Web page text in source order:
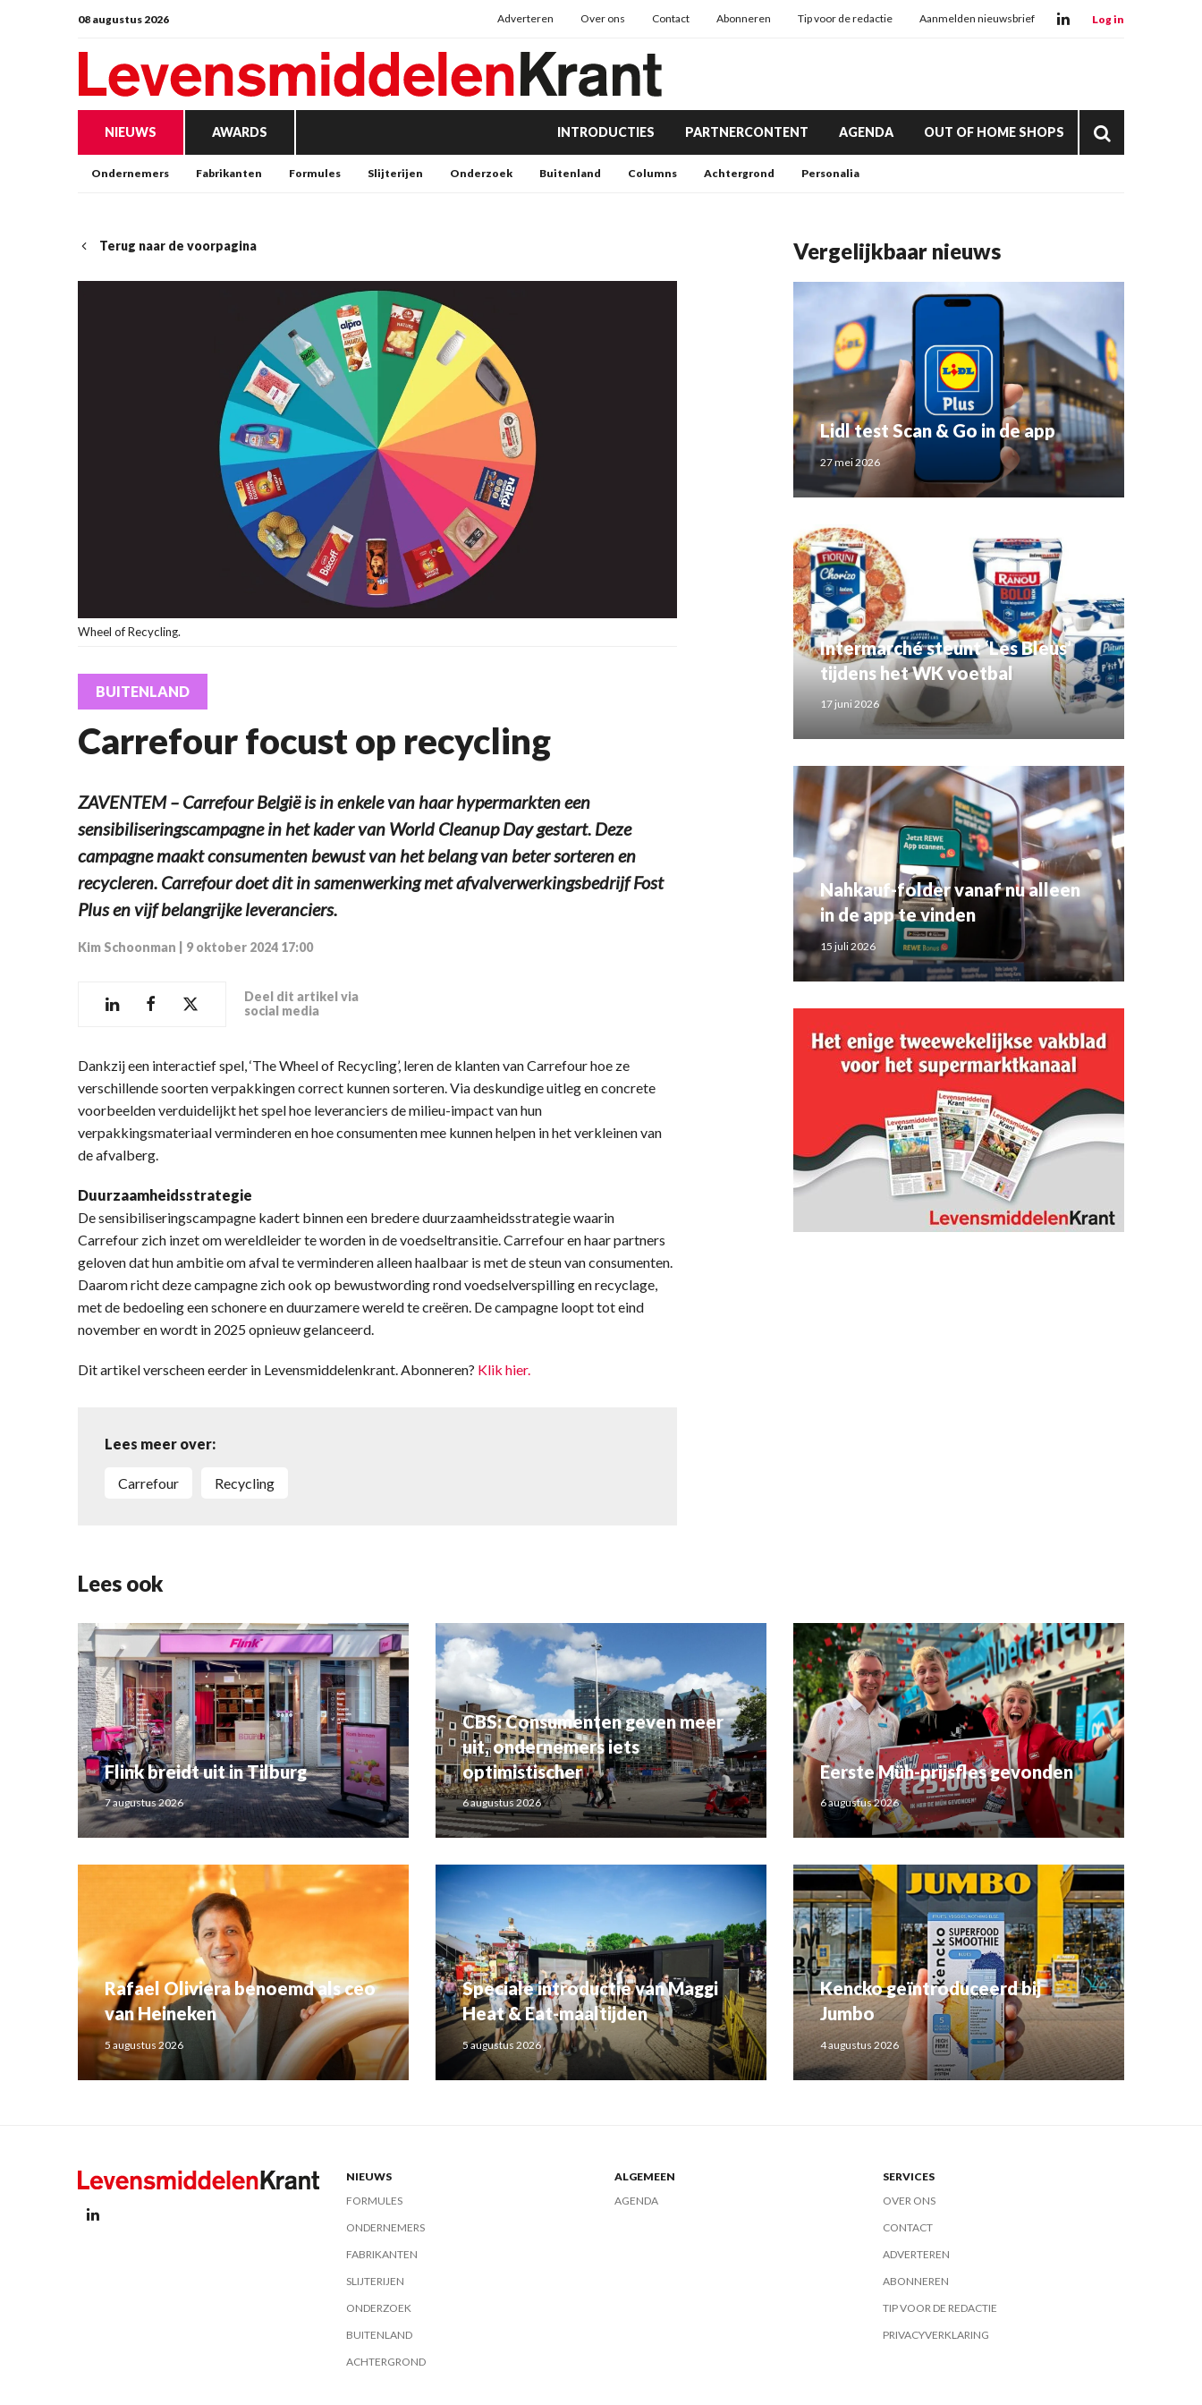
08 augustus 2026 Adverteren Over ons Contact Abonneren Tip voor de redactie Aanmelden nieuwsbrief Log in
NIEUWS AWARDS INTRODUCTIES PARTNERCONTENT AGENDA OUT OF HOME SHOPS
Ondernemers Fabrikanten Formules Slijterijen Onderzoek Buitenland Columns Achtergrond Personalia
Terug naar de voorpagina
Wheel of Recycling.
BUITENLAND
Carrefour focust op recycling
ZAVENTEM – Carrefour België is in enkele van haar hypermarkten een
sensibiliseringscampagne in het kader van World Cleanup Day gestart. Deze
campagne maakt consumenten bewust van het belang van beter sorteren en
recycleren. Carrefour doet dit in samenwerking met afvalverwerkingsbedrijf Fost
Plus en vijf belangrijke leveranciers.
Kim Schoonman 9 oktober 2024 17:00
Deel dit artikel via
social media
Dankzij een interactief spel, ‘The Wheel of Recycling’, leren de klanten van Carrefour hoe ze
verschillende soorten verpakkingen correct kunnen sorteren. Via deskundige uitleg en concrete
voorbeelden verduidelijkt het spel hoe leveranciers de milieu-impact van hun
verpakkingsmateriaal verminderen en hoe consumenten mee kunnen helpen in het verkleinen van
de afvalberg.
Duurzaamheidsstrategie
De sensibiliseringscampagne kadert binnen een bredere duurzaamheidsstrategie waarin
Carrefour zich inzet om wereldleider te worden in de voedseltransitie. Carrefour en haar partners
geloven dat hun ambitie om afval te verminderen alleen haalbaar is met de steun van consumenten.
Daarom richt deze campagne zich ook op bewustwording rond voedselverspilling en recyclage,
met de bedoeling een schonere en duurzamere wereld te creëren. De campagne loopt tot eind
november en wordt in 2025 opnieuw gelanceerd.
Dit artikel verscheen eerder in Levensmiddelenkrant. Abonneren? Klik hier.
Lees meer over:
Carrefour recycling
Vergelijkbaar nieuws
Lidl test Scan & Go in de app
27 mei 2026
Intermarché steunt ‘Les Bleus’
tijdens het WK voetbal
17 juni 2026
Nahkauf-folder vanaf nu alleen
in de app te vinden
15 juli 2026
Lees ook
Flink breidt uit in Tilburg
7 augustus 2026
CBS: Consumenten geven meer
uit, ondernemers iets
optimistischer
6 augustus 2026
Eerste Müh-prijsfles gevonden
6 augustus 2026
Rafael Oliviera benoemd als ceo
van Heineken
5 augustus 2026
Speciale introductie van Maggi
Heat & Eat-maaltijden
5 augustus 2026
Kencko geïntroduceerd bij
Jumbo
4 augustus 2026
NIEUWS
FORMULES
ONDERNEMERS
FABRIKANTEN
SLIJTERIJEN
ONDERZOEK
BUITENLAND
ACHTERGROND
ALGEMEEN
AGENDA
SERVICES
OVER ONS
CONTACT
ADVERTEREN
ABONNEREN
TIP VOOR DE REDACTIE
PRIVACYVERKLARING